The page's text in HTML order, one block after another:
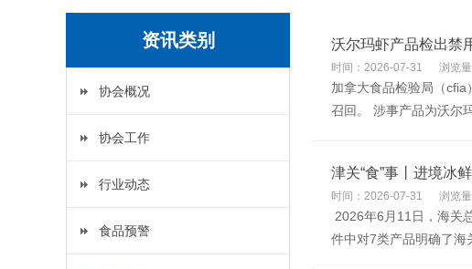
资讯类别
协会概况
协会工作
行业动态
食品预警
沃尔玛虾产品检出禁
时间：2026-07-31 浏览
加拿大食品检验局（
召回。 涉事产品为沃尔
津关“食”事丨进境冰
时间：2026-07-31 浏览
2026年6月11日，海关
件中对7类产品明确了海